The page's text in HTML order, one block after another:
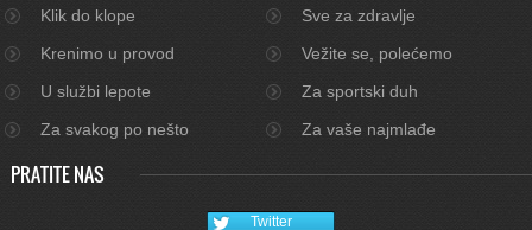
Klik do klope
Sve za zdravlje
Krenimo u provod
Vežite se, polećemo
U službi lepote
Za sportski duh
Za svakog po nešto
Za vaše najmlađe
PRATITE NAS
Twitter